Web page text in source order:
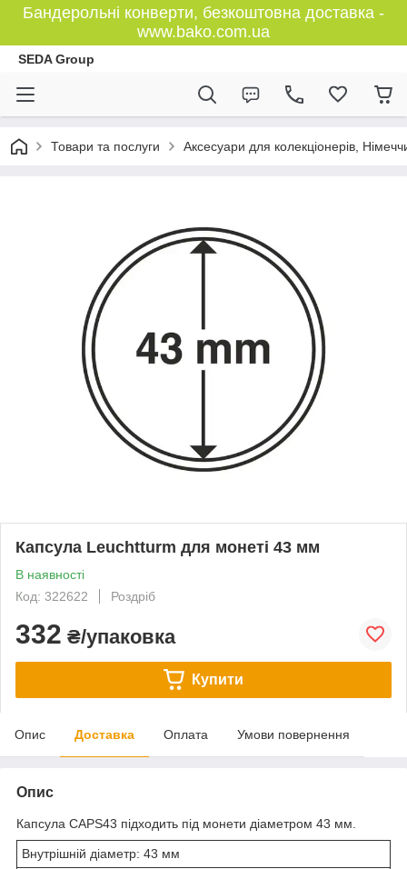
Бандерольні конверти, безкоштовна доставка -
www.bako.com.ua
SEDA Group
Товари та послуги Аксесуари для колекціонерів,
Капсула Leuchtturm для монеті 43 мм
В наявності
Код: 322622
Роздріб
332 ₴/упаковка
Купити
Опис Доставка Оплата Умови повернення
Опис
Капсула CAPS43 підходить під монети діаметром 43 мм.
Внутрішній діаметр: 43 мм